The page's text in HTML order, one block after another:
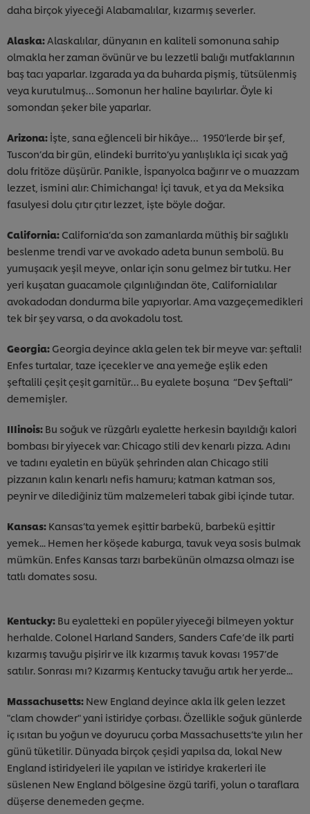
daha birçok yiyeceği Alabamalılar, kızarmış severler.
Alaska: Alaskalılar, dünyanın en kaliteli somonuna sahip
olmakla her zaman övünür ve bu lezzetli balığı mutfaklarının
baş tacı yaparlar. Izgarada ya da buharda pişmiş, tütsülenmiş
veya kurutulmuş… Somonun her haline bayılırlar. Öyle ki
somondan şeker bile yaparlar.
Arizona: İşte, sana eğlenceli bir hikâye… 1950’lerde bir şef,
Tuscon’da bir gün, elindeki burrito’yu yanlışlıkla içi sıcak yağ
dolu fritöze düşürür. Panikle, İspanyolca bağırır ve o muazzam
lezzet, ismini alır: Chimichanga! İçi tavuk, et ya da Meksika
fasulyesi dolu çıtır çıtır lezzet, işte böyle doğar.
California: California’da son zamanlarda müthiş bir sağlıklı
beslenme trendi var ve avokado adeta bunun sembolü. Bu
yumuşacık yeşil meyve, onlar için sonu gelmez bir tutku. Her
yeri kuşatan guacamole çılgınlığından öte, Californialılar
avokadodan dondurma bile yapıyorlar. Ama vazgeçemedikleri
tek bir şey varsa, o da avokadolu tost.
Georgia: Georgia deyince akla gelen tek bir meyve var: şeftali!
Enfes turtalar, taze içecekler ve ana yemeğe eşlik eden
şeftalili çeşit çeşit garnitür… Bu eyalete boşuna “Dev Şeftali”
dememişler.
IIIinois: Bu soğuk ve rüzgârlı eyalette herkesin bayıldığı kalori
bombası bir yiyecek var: Chicago stili dev kenarlı pizza. Adını
ve tadını eyaletin en büyük şehrinden alan Chicago stili
pizzanın kalın kenarlı nefis hamuru; katman katman sos,
peynir ve dilediğiniz tüm malzemeleri tabak gibi içinde tutar.
Kansas: Kansas’ta yemek eşittir barbekü, barbekü eşittir
yemek... Hemen her köşede kaburga, tavuk veya sosis bulmak
mümkün. Enfes Kansas tarzı barbekünün olmazsa olmazı ise
tatlı domates sosu.
Kentucky: Bu eyaletteki en popüler yiyeceği bilmeyen yoktur
herhalde. Colonel Harland Sanders, Sanders Cafe’de ilk parti
kızarmış tavuğu pişirir ve ilk kızarmış tavuk kovası 1957’de
satılır. Sonrası mı? Kızarmış Kentucky tavuğu artık her yerde...
Massachusetts: New England deyince akla ilk gelen lezzet
"clam chowder" yani istiridye çorbası. Özellikle soğuk günlerde
iç ısıtan bu yoğun ve doyurucu çorba Massachusetts’te yılın her
günü tüketilir. Dünyada birçok çeşidi yapılsa da, lokal New
England istiridyeleri ile yapılan ve istiridye krakerleri ile
süslenen New England bölgesine özgü tarifi, yolun o taraflara
düşerse denemeden geçme.